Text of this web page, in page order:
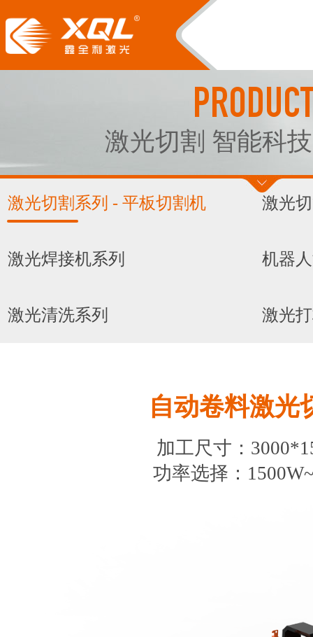
激光切割 智能科
激光切割系列 - 平板切割机 激光
激光焊接机系列 机器
激光清洗系列 激光
自动卷料激光
加工尺寸：
功率选择：